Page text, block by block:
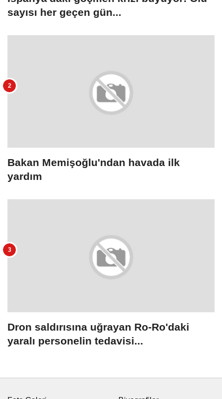
sayısı her geçen gün...
Bakan Memişoğlu'ndan havada ilk
yardım
Dron saldırısına uğrayan Ro-Ro'daki
yaralı personelin tedavisi...